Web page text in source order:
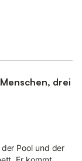
drei
Pool und der